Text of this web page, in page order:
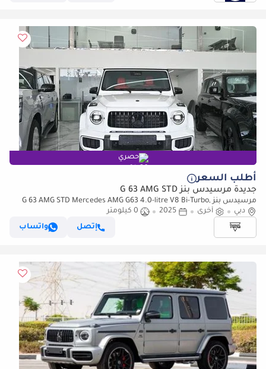
حصري
أطلب السعر
جديدة مرسيدس بنز G 63 AMG STD
مرسيدس بنز G 63 AMG STD Mercedes AMG G63 4.0-litre V8 Bi-Turbo,
Model 2026 Color White
دبي أخرى 2025
0 كيلومتر
إتصل
واتساب